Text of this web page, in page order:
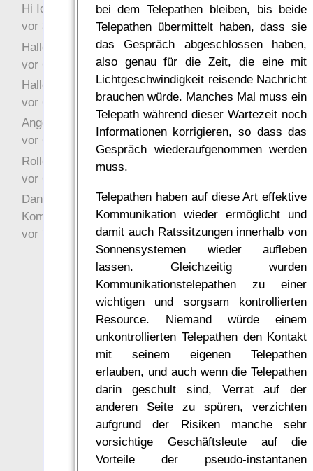
bei dem Telepathen bleiben, bis beide
Telepathen übermittelt haben, dass sie
das Gespräch abgeschlossen haben,
also genau für die Zeit, die eine mit
Lichtgeschwindigkeit reisende Nachricht
brauchen würde. Manches Mal muss ein
Telepath während dieser Wartezeit noch
Informationen korrigieren, so dass das
Gespräch wiederaufgenommen werden
muss.
Telepathen haben auf diese Art effektive
Kommunikation wieder ermöglicht und
damit auch Ratssitzungen innerhalb von
Sonnensystemen wieder aufleben
lassen. Gleichzeitig wurden
Kommunikationstelepathen zu einer
wichtigen und sorgsam kontrollierten
Resource. Niemand würde einem
unkontrollierten Telepathen den Kontakt
mit seinem eigenen Telepathen
erlauben, und auch wenn die Telepathen
darin geschult sind, Verrat auf der
anderen Seite zu spüren, verzichten
aufgrund der Risiken manche sehr
vorsichtige Geschäftsleute auf die
Vorteile der pseudo-instantanen
Hi Ich bin völlig neu in
vor 3 Jahre 45 Wochen
Hallo Ochrasylion
vor 6 Jahre 9 Wochen
Hallo Drak
vor 6 Jahre 10 Wochen
Angefragt
vor 6 Jahre 10 Wochen
Rollenspielrunde
vor 6 Jahre 10 Wochen
Danke für Deinen
Kommentar!
vor 7 Jahre 22 Wochen